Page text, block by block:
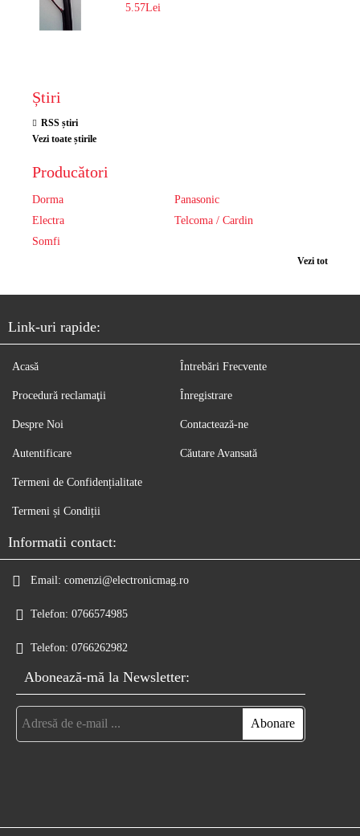
5.57Lei
Știri
RSS știri
Vezi toate știrile
Producători
Dorma
Panasonic
Electra
Telcoma / Cardin
Somfi
Vezi tot
Link-uri rapide:
Acasă
Procedură reclamaţii
Despre Noi
Autentificare
Întrebări Frecvente
Înregistrare
Contactează-ne
Căutare Avansată
Termeni de Confidențialitate
Termeni și Condiții
Informatii contact:
Email: comenzi@electronicmag.ro
Telefon: 0766574985
Telefon: 0766262982
Abonează-mă la Newsletter: